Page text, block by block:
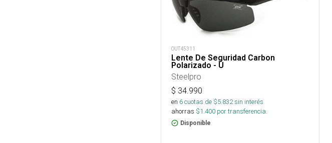
OUT45311
Lente De Seguridad Carbon
Polarizado - U
Steelpro
$ 34.990
en 6cuotas de $5.832sin interés
ahorras $1.400 por transferencia.
Disponible